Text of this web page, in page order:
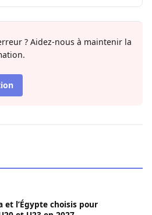
? Aidez-nous à maintenir la
et l’Égypte choisis pour